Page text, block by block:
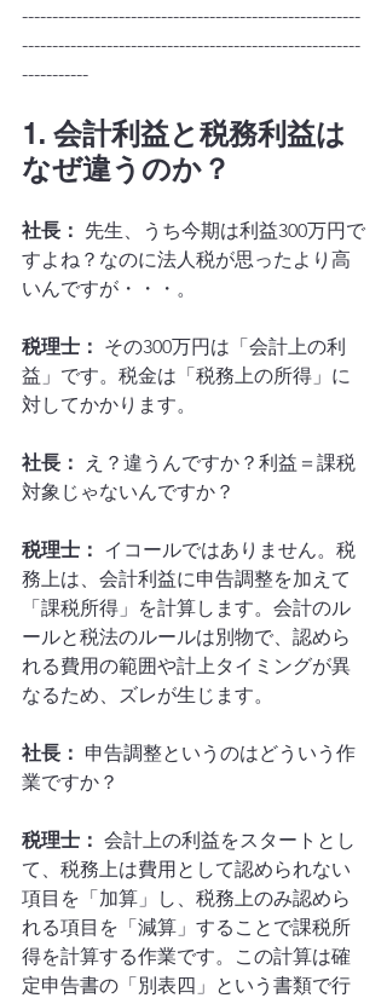
--------------------------------------------------------
--------------------------------------------------------
-----------
1. 会計利益と税務利益は
なぜ違うのか？
社長： 先生、うち今期は利益300万円で
すよね？なのに法人税が思ったより高
いんですが・・・。
税理士： その300万円は「会計上の利
益」です。税金は「税務上の所得」に
対してかかります。
社長：
え？違うんですか？利益＝課税
対象じゃないんですか？
税理士： イコールではありません。税
務上は、会計利益に申告調整を加えて
「課税所得」を計算します。会計のル
ールと税法のルールは別物で、認めら
れる費用の範囲や計上タイミングが異
なるため、ズレが生じます。
社長： 申告調整というのはどういう作
業ですか？
税理士： 会計上の利益をスタートとし
て、税務上は費用として認められない
項目を「加算」し、税務上のみ認めら
れる項目を「減算」することで課税所
得を計算する作業です。この計算は確
定申告書の「別表四」という書類で行